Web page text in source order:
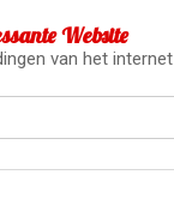
Website
van het internet